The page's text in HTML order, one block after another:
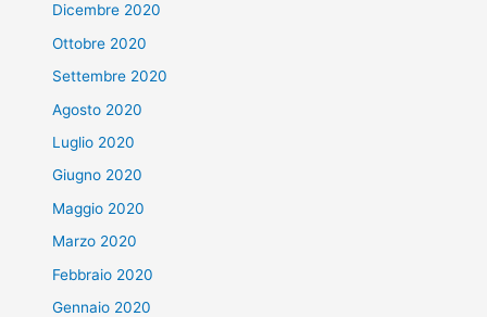
Dicembre 2020
Ottobre 2020
Settembre 2020
Agosto 2020
Luglio 2020
Giugno 2020
Maggio 2020
Marzo 2020
Febbraio 2020
Gennaio 2020